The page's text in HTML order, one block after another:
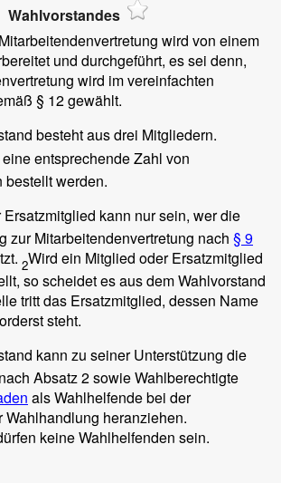
Wahlvorstandes
wird von einem
und durchgeführt, es sei denn,
wird im vereinfachten
§ 12 gewählt.
besteht aus drei Mitgliedern.
entsprechende Zahl von
bestellt werden.
kann nur sein, wer die
zur Mitarbeitendenvertretung nach § 9
2Wird ein Mitglied oder Ersatzmitglied
so scheidet es aus dem Wahlvorstand
tritt das Ersatzmitglied, dessen Name
steht.
kann zu seiner Unterstützung die
Absatz 2 sowie Wahlberechtigte
als Wahlhelfende bei der
Wahlhandlung heranziehen.
keine Wahlhelfenden sein.